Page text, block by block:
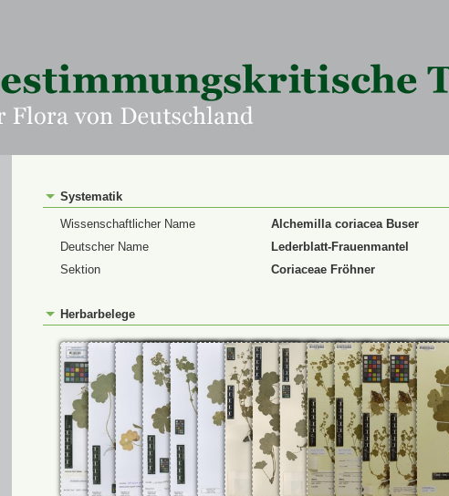
Systematik
Wissenschaftlicher Name
Alchemilla coriacea Buser
Deutscher Name
Lederblatt-Frauenmantel
Sektion
Coriaceae Fröhner
Herbarbelege